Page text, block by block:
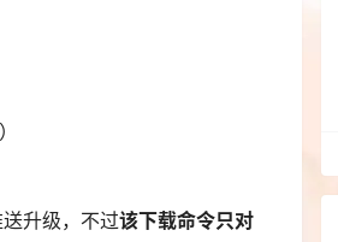
升级，不过该下载命令只对